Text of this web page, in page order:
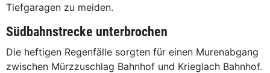
Tiefgaragen zu meiden.
Südbahnstrecke unterbrochen
Die heftigen Regenfälle sorgten für einen Murenabgang
zwischen Mürzzuschlag Bahnhof und Krieglach Bahnhof.